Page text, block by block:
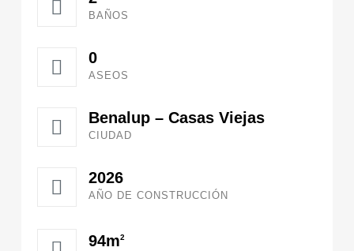
BAÑOS
0
ASEOS
Benalup – Casas Viejas
CIUDAD
2026
AÑO DE CONSTRUCCIÓN
94m2